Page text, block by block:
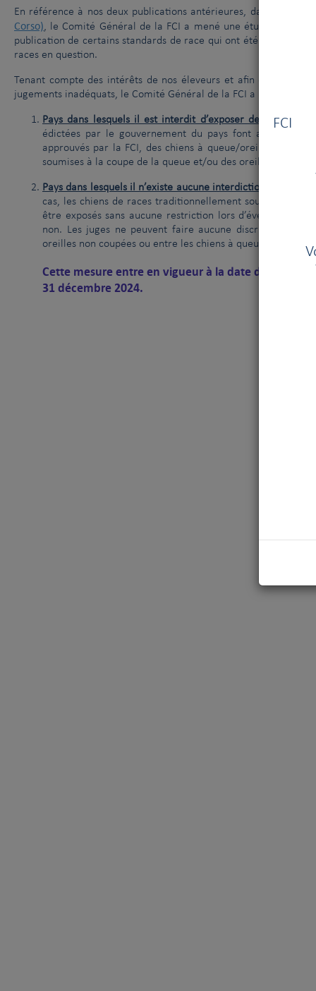
FCI
En référence à nos deux publications antérieures, datées du
Corso), le Comité Général de la FCI a mené une étude
publication de certains standards de race qui ont été modifiés
races en question.
Tenant compte des intérêts de nos éleveurs et afin de fournir
jugements inadéquats, le Comité Général de la FCI a pris la
Pays dans lesquels il est interdit d’exposer des chiens à
édictées par le gouvernement du pays font autorité et
approuvés par la FCI, des chiens à queue/oreilles
soumises à la coupe de la queue et/ou des oreilles.
Pays dans lesquels il n’existe aucune interdiction
cas, les chiens de races traditionnellement soumises à
être exposés sans aucune restriction lors d’événements
non. Les juges ne peuvent faire aucune discrimination
oreilles non coupées ou entre les chiens à queue coupée
Cette mesure entre en vigueur à la date de la
31 décembre 2024.